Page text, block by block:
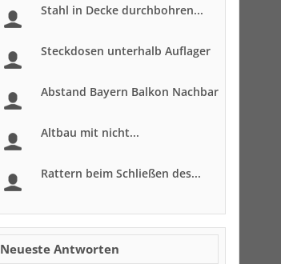
Stahl in Decke durchbohren...
Steckdosen unterhalb Auflager
Abstand Bayern Balkon Nachbar
Altbau mit nicht...
Rattern beim Schließen des...
Neueste Antworten